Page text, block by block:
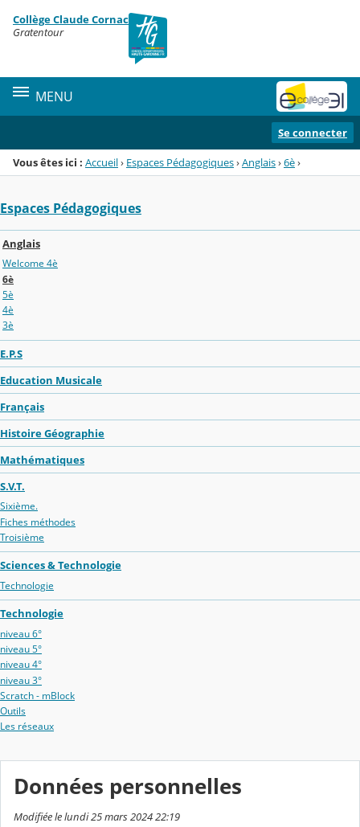
Menu de la rubrique
Contenu
Collège Claude Cornac
Gratentour
MENU
Se connecter
Vous êtes ici : Accueil› Espaces Pédagogiques›Anglais›6è›
Espaces Pédagogiques
Anglais
Welcome 4è
6è
5è
4è
3è
E.P.S
Education Musicale
Français
Histoire Géographie
Mathématiques
S.V.T.
Sixième.
Fiches méthodes
Troisième
Sciences & Technologie
Technologie
Technologie
niveau 6°
niveau 5°
niveau 4°
niveau 3°
Scratch - mBlock
Outils
Les réseaux
Données personnelles
Modifiée le lundi 25 mars 2024 22:19